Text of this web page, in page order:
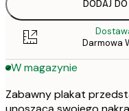
DODAJ
Darmowa
W magazynie
Zabawny plakat